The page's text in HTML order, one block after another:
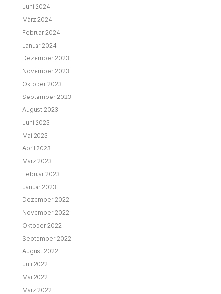
Juni 2024
März 2024
Februar 2024
Januar 2024
Dezember 2023
November 2023
Oktober 2023
September 2023
August 2023
Juni 2023
Mai 2023
April 2023
März 2023
Februar 2023
Januar 2023
Dezember 2022
November 2022
Oktober 2022
September 2022
August 2022
Juli 2022
Mai 2022
März 2022